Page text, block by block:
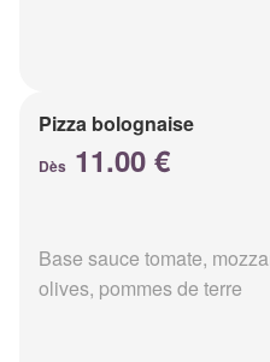
Pizza bolognaise
Dès 11.00 €
Base sauce tomate,
olives, pommes de terre